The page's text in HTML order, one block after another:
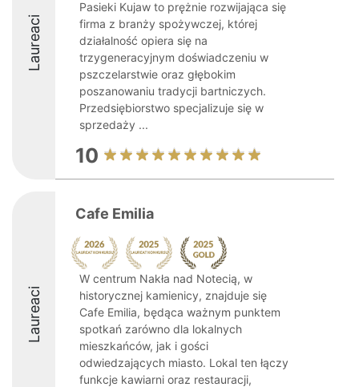
Laureaci
Pasieki Kujaw to prężnie rozwijająca się
firma z branży spożywczej, której
działalność opiera się na
trzygeneracyjnym doświadczeniu w
pszczelarstwie oraz głębokim
poszanowaniu tradycji bartniczych.
Przedsiębiorstwo specjalizuje się w
sprzedaży ...
10
Laureaci
Cafe Emilia
W centrum Nakła nad Notecią, w
historycznej kamienicy, znajduje się
Cafe Emilia, będąca ważnym punktem
spotkań zarówno dla lokalnych
mieszkańców, jak i gości
odwiedzających miasto. Lokal ten łączy
funkcje kawiarni oraz restauracji,